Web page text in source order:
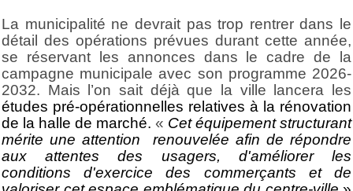
La municipalité ne devrait pas trop rentrer dans le
détail des opérations prévues durant cette année,
se réservant les annonces dans le cadre de la
campagne municipale avec son programme 2026-
2032. Mais l’on sait déjà que la ville lancera les
études pré-opérationnelles relatives à la rénovation
de la halle de marché. « Cet équipement structurant
mérite une attention renouvelée afin de répondre
aux attentes des usagers, d'améliorer les
conditions d'exercice des
commerçants et de